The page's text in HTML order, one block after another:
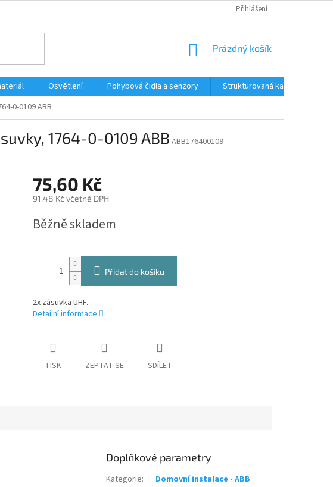
Přihlášení
NÁKUPNÍ
Prázdný košík
Osvětlení Pohybová čidla a senzory Strukturovaná kabeláž
0-0109 ABB
1764-0-0109 ABBABB176400109
75,60 Kč
91,48 Kč včetně DPH
cena:
Běžně skladem
Přidat do košíku
2x zásuvka UHF.
Detailní informace
TISK ZEPTAT SE SDÍLET
Doplňkové parametry
Kategorie:
Domovní instalace - ABB